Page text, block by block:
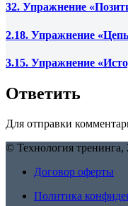
32. Упражнение
2.18. Упражнение
3.15. Упражнение
Ответить
Для отправки
© Технология
Договор оферты
Политика